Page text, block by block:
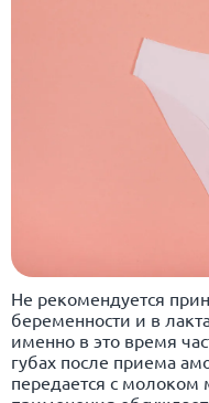
Не рекомендуется
беременности и в
именно в это время
губах после приема
передается с молоком